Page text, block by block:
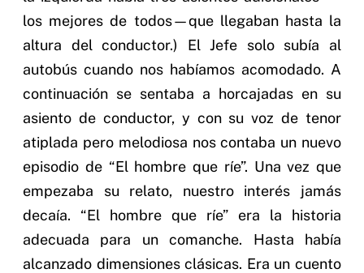
los mejores de todos—que llegaban hasta la
altura del conductor.) El Jefe solo subía al
autobús cuando nos habíamos acomodado. A
continuación se sentaba a horcajadas en su
asiento de conductor, y con su voz de tenor
atiplada pero melodiosa nos contaba un nuevo
episodio de “El hombre que ríe”. Una vez que
empezaba su relato, nuestro interés jamás
decaía. “El hombre que ríe” era la historia
adecuada para un comanche. Hasta había
alcanzado dimensiones clásicas. Era un cuento